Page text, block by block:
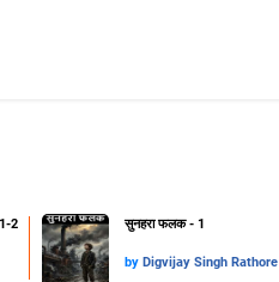
2 सुनहरा फलक - 1
by Digvijay Singh Rathore